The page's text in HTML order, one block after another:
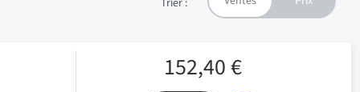
Trier :
152,40 €